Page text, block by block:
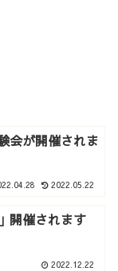
会が開催されま
2022.05.22
開催されます
2022.12.22